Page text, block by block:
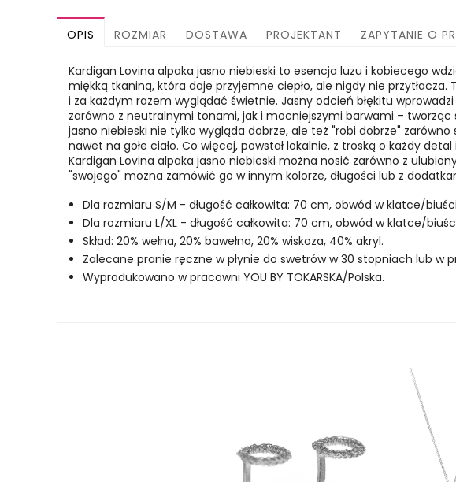
OPIS ROZMIAR DOSTAWA PROJEKTANT ZAPYTANIE O
Kardigan Lovina alpaka jasno niebieski to esencja luzu i kobiecego
miękką tkaniną, która daje przyjemne ciepło, ale nigdy nie
i za każdym razem wyglądać świetnie. Jasny odcień błękitu
zarówno z neutralnymi tonami, jak i mocniejszymi barwami – tworząc
jasno niebieski nie tylko wygląda dobrze, ale też "robi dobrze"
nawet na gołe ciało. Co więcej, powstał lokalnie, z troską o każdy
Kardigan Lovina alpaka jasno niebieski można nosić zarówno z
"swojego" można zamówić go w innym kolorze, długości lub z
Dla rozmiaru S/M - długość całkowita: 70 cm, obwód w klatce/
Dla rozmiaru L/XL - długość całkowita: 70 cm, obwód w klatce/
Skład: 20% wełna, 20% bawełna, 20% wiskoza, 40% akryl.
Zalecane pranie ręczne w płynie do swetrów w 30 stopniach lub
Wyprodukowano w pracowni YOU BY TOKARSKA/Polska.